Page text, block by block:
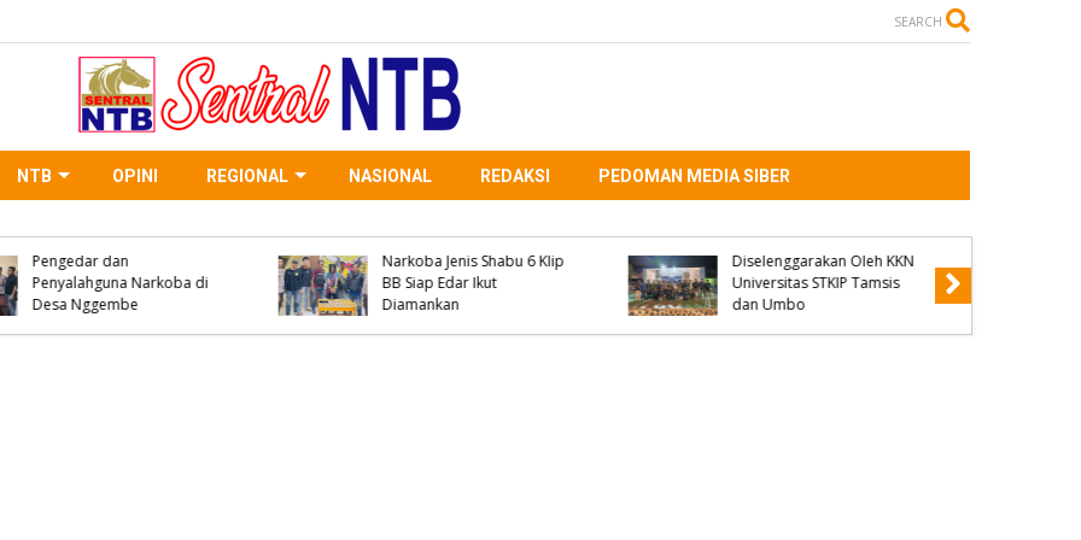
SEARCH
NTB OPINI REGIONAL NASIONAL REDAKSI PEDOMAN MEDIA SIBER
Terduga Pelaku Pengedar
Narkoba Jenis Shabu 4
Paket BB Siap Edar Ikut
Disita
Parado Jadi Pemateri
Seminar KKN Universitas
Muhammadiyah Bima dan
Ini Penyampaiannya
Dialog GAKADA BIDOM
Dorong Reformasi
Pelayanan Kesehatan di
NTB